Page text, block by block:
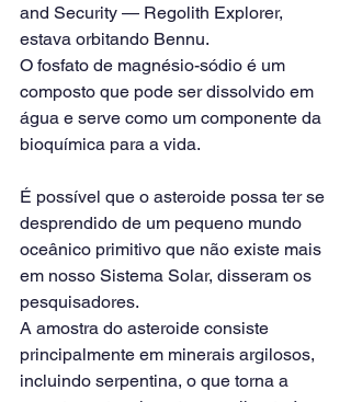
and Security — Regolith Explorer,
estava orbitando Bennu.
O fosfato de magnésio-sódio é um
composto que pode ser dissolvido em
água e serve como um componente da
bioquímica para a vida.
É possível que o asteroide possa ter se
desprendido de um pequeno mundo
oceânico primitivo que não existe mais
em nosso Sistema Solar, disseram os
pesquisadores.
A amostra do asteroide consiste
principalmente em minerais argilosos,
incluindo serpentina, o que torna a